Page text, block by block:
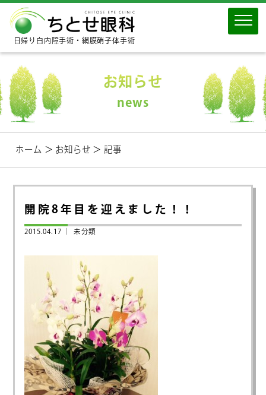
日帰り白内障手術・網膜硝子体手術
お知らせ
news
ホーム ＞ お知らせ ＞ 記事
開院8年目を迎えました！！
2015.04.17 ｜ 未分類